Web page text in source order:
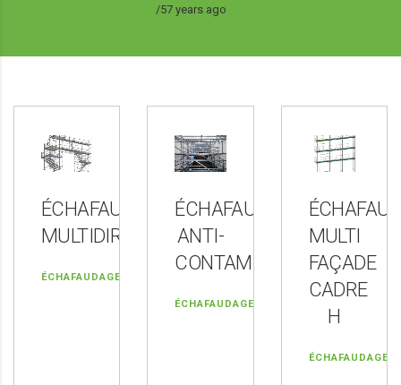
57 years ago
ÉCHAFAUDAGE
MULTIDIRECTIONNEL
ÉCHAFAUDAGE
ÉCHAFAUDAGE
ANTI-
CONTAMINATION
ÉCHAFAUDAGE
MULTI
FAÇADE
CADRE
H
ÉCHAFAUDAGE